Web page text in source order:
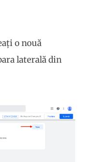
o nouă
laterală din